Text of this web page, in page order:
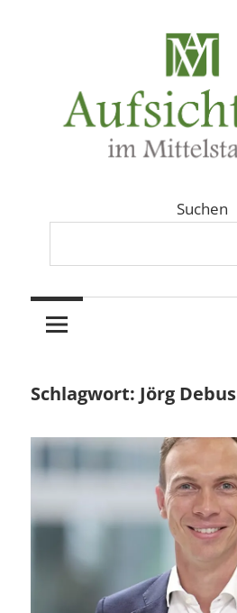
Aufsichtsrat
Beirat
im
Mittelstand
(AiM)
mittelständischen
Familienunternehmen,
Private
Portfoliounternehmen
Suchen
Schlagwort: Jörg Debus